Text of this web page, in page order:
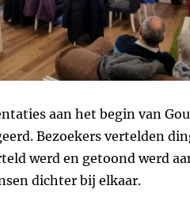
aan het begin van
Bezoekers vertelden
werd en getoond werd
dichter bij elkaar.